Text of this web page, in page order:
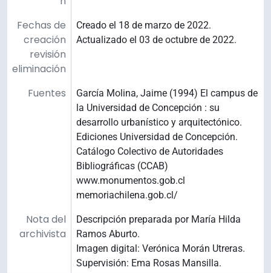
Fechas de
creación
revisión
eliminación
Creado el 18 de marzo de 2022.
Actualizado el 03 de octubre de 2022.
Fuentes
García Molina, Jaime (1994) El campus de
la Universidad de Concepción : su
desarrollo urbanístico y arquitectónico.
Ediciones Universidad de Concepción.
Catálogo Colectivo de Autoridades
Bibliográficas (CCAB)
www.monumentos.gob.cl
memoriachilena.gob.cl/
Nota del
archivista
Descripción preparada por María Hilda
Ramos Aburto.
Imagen digital: Verónica Morán Utreras.
Supervisión: Ema Rosas Mansilla.